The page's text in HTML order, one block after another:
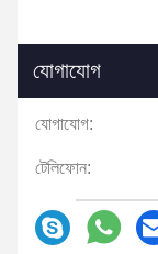
যোগাযোগ
যোগাযোগ:
টেলিফোন: